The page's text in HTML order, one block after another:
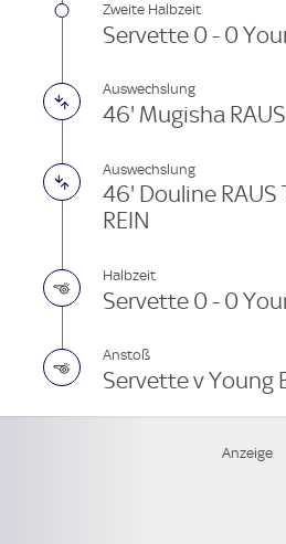
Zweite Halbzeit
Servette 0 - 0
Auswechslung
46' Mugisha
Auswechslung
46' Douline
REIN
Halbzeit
Servette 0 - 0
Anstoß
Servette v Young